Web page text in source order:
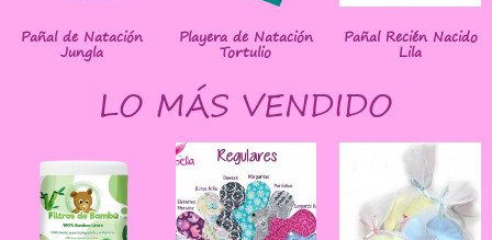
Pañal de Natación
Jungla
Playera de Natación
Tortulio
Pañal Recién Nacido
Lila
LO MÁS VENDIDO